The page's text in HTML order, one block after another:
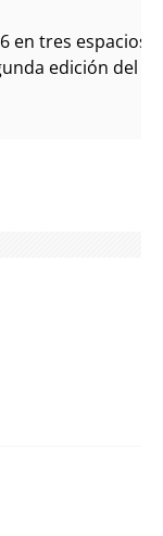
en tres espacios
edición del